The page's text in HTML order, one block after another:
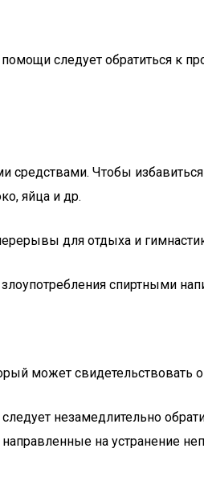
следует обратиться к
Чтобы
яйца и др.
для отдыха и
спиртными
может свидетельствовать
незамедлительно
на устранение